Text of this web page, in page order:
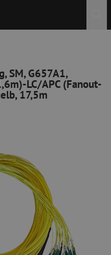
SM, G657A1,
LC/APC (Fanout-
17,5m